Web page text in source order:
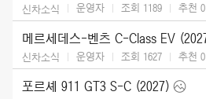
신차소식 운영자 조회 1189 추천 0
메르세데스-벤츠 C-Class EV
신차소식 운영자 조회 1627 추천 0
포르셰 911 GT3 S-C (2027)